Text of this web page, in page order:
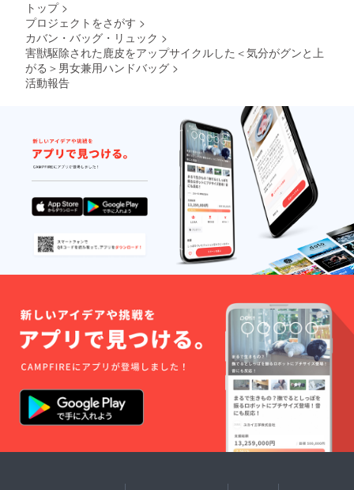
トップ >
プロジェクトをさがす >
カバン・バッグ・リュック >
害獣駆除された鹿皮をアップサイクルした＜気分がグンと上
がる＞男女兼用ハンドバッグ >
活動報告